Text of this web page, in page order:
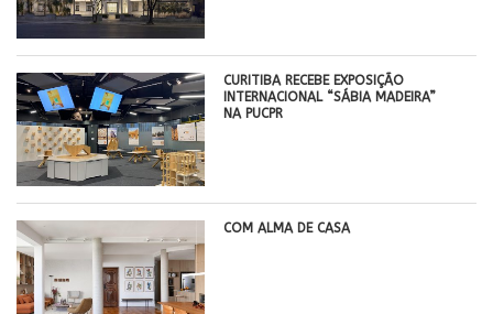
CURITIBA RECEBE EXPOSIÇÃO
INTERNACIONAL “SÁBIA MADEIRA”
NA PUCPR
COM ALMA DE CASA